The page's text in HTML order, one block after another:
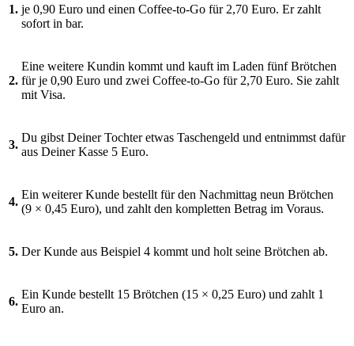
1. je 0,90 Euro und einen Coffee-to-Go für 2,70 Euro. Er zahlt
sofort in bar.
2.
Eine weitere Kundin kommt und kauft im Laden fünf Brötchen
für je 0,90 Euro und zwei Coffee-to-Go für 2,70 Euro. Sie zahlt
mit Visa.
3.
Du gibst Deiner Tochter etwas Taschengeld und entnimmst dafür
aus Deiner Kasse 5 Euro.
4.
Ein weiterer Kunde bestellt für den Nachmittag neun Brötchen
(9 × 0,45 Euro), und zahlt den kompletten Betrag im Voraus.
5. Der Kunde aus Beispiel 4 kommt und holt seine Brötchen ab.
6.
Ein Kunde bestellt 15 Brötchen (15 × 0,25 Euro) und zahlt 1
Euro an.